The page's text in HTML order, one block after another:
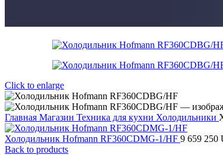
Click to enlarge
Главная Магазин Техника для кухни Холодильники
Холодильник Hofmann RF360CDMG-1/HF 9 659 250
Back to products